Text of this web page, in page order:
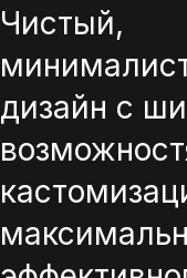
Чистый,
дизайн с